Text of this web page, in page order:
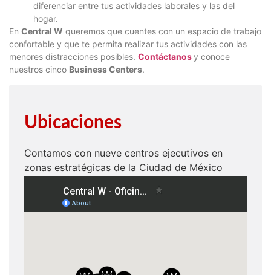
diferenciar entre tus actividades laborales y las del
hogar.
En Central W queremos que cuentes con un espacio de trabajo
confortable y que te permita realizar tus actividades con las
menores distracciones posibles. Contáctanosy conoce
nuestros cinco Business Centers.
Ubicaciones
Contamos con nueve centros ejecutivos en
zonas estratégicas de la Ciudad de México